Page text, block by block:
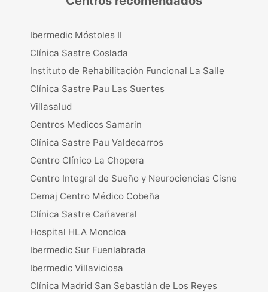
Ibermedic Móstoles II
Clínica Sastre Coslada
Instituto de Rehabilitación Funcional La Salle
Clínica Sastre Pau Las Suertes
Villasalud
Centros Medicos Samarin
Clínica Sastre Pau Valdecarros
Centro Clínico La Chopera
Centro Integral de Sueño y Neurociencias Cisne
Cemaj Centro Médico Cobeña
Clínica Sastre Cañaveral
Hospital HLA Moncloa
Ibermedic Sur Fuenlabrada
Ibermedic Villaviciosa
Clínica Madrid San Sebastián de Los Reyes